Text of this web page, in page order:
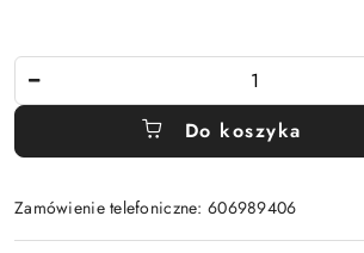
Do koszyka
Zamówienie telefoniczne: 606989406